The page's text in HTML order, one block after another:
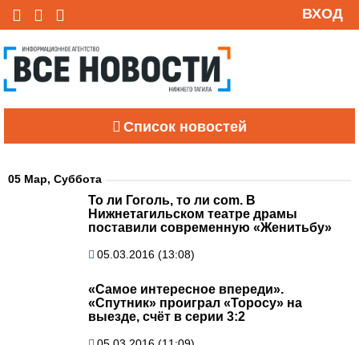
ВХОД
Список новостей
05 Мар, Суббота
То ли Гоголь, то ли com. В
Нижнетагильском театре драмы
поставили современную «Женитьбу»
05.03.2016 (13:08)
«Самое интересное впереди».
«Спутник» проиграл «Торосу» на
выезде, счёт в серии 3:2